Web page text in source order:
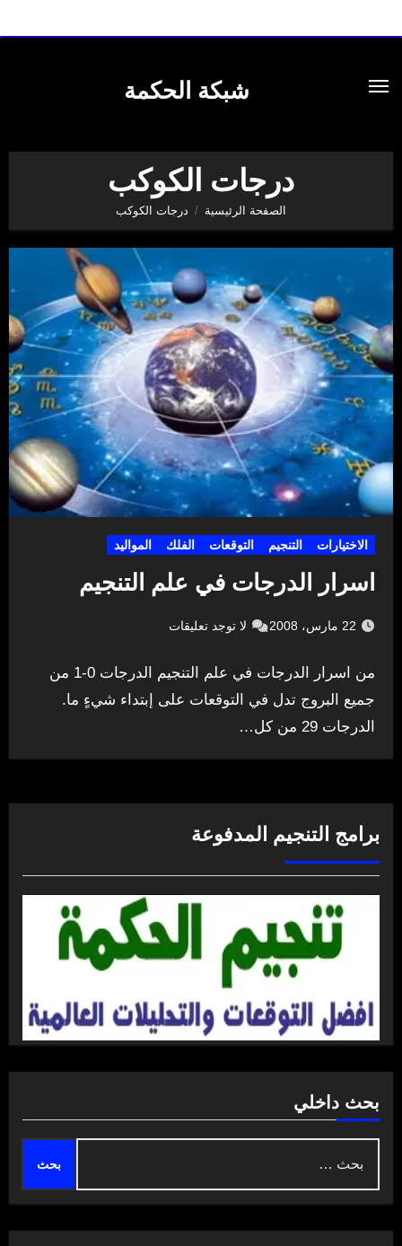
شبكة الحكمة
درجات الكوكب
الصفحة الرئيسية درجات الكوكب
الاختيارات التنجيم التوقعات الفلك المواليد
اسرار الدرجات في علم التنجيم
22 مارس، 2008 لا توجد تعليقات
من اسرار الدرجات في علم التنجيم الدرجات 0-1 من
جميع البروج تدل في التوقعات على إبتداء شيءٍ ما.
الدرجات 29 من كل…
برامج التنجيم المدفوعة
بحث داخلي
عن: